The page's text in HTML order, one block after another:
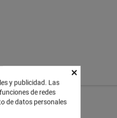
×
y publicidad. Las
de redes
de datos personales